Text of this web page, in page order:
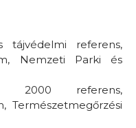
tájvédelmi referens,
Nemzeti Parki és
2000 referens,
Természetmegőrzési